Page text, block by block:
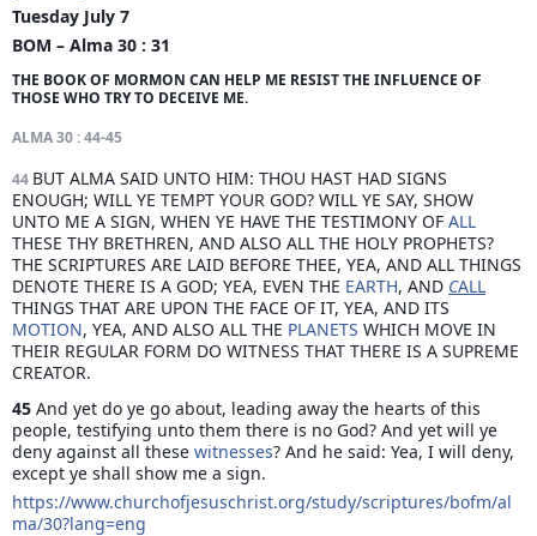
Tuesday July 7
BOM – Alma 30 : 31
THE BOOK OF MORMON CAN HELP ME RESIST THE INFLUENCE OF
THOSE WHO TRY TO DECEIVE ME.
ALMA 30 : 44-45
44 BUT ALMA SAID UNTO HIM: THOU HAST HAD SIGNS
ENOUGH; WILL YE TEMPT YOUR GOD? WILL YE SAY, SHOW
UNTO ME A SIGN, WHEN YE HAVE THE TESTIMONY OF ALL
THESE THY BRETHREN, AND ALSO ALL THE HOLY PROPHETS?
THE SCRIPTURES ARE LAID BEFORE THEE, YEA, AND ALL THINGS
DENOTE THERE IS A GOD; YEA, EVEN THE EARTH, AND CALL
MOTION, YEA, AND ALSO ALL THE PLANETS WHICH MOVE IN
THEIR REGULAR FORM DO WITNESS THAT THERE IS A SUPREME
CREATOR.
45 And yet do ye go about, leading away the hearts of this
people, testifying unto them there is no God? And yet will ye
deny against all these witnesses? And he said: Yea, I will deny,
except ye shall show me a sign.
https://www.churchofjesuschrist.org/study/scriptures/bofm/al
ma/30?lang=eng